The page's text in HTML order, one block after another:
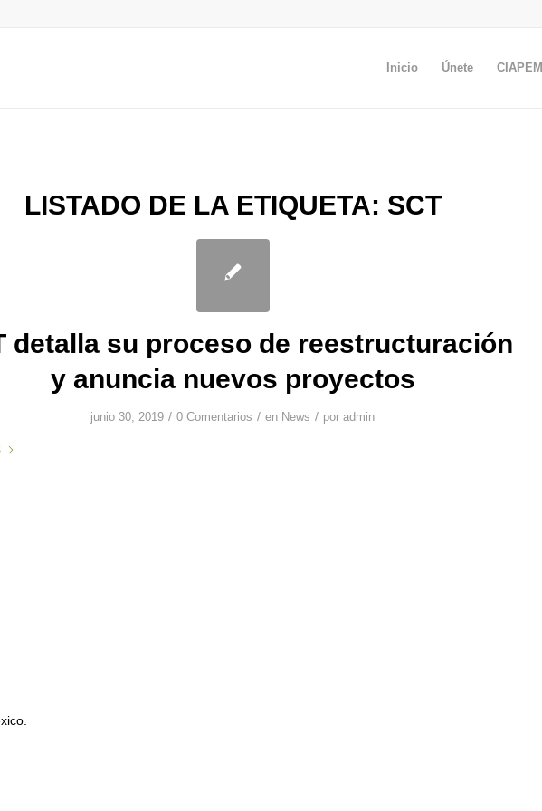
Inicio Únete CIAPEM
LISTADO DE LA ETIQUETA: SCT
detalla su proceso de reestructuración
y anuncia nuevos proyectos
junio 30, 2019 / 0 Comentarios / en News / por admin